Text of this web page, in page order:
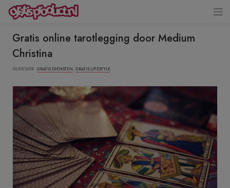
Gratis online tarotlegging door Medium
Christina
30/07/2018 ·GRATIS DIENSTEN, GRATIS LIFESTYLE